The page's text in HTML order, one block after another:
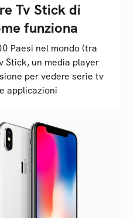
Tv Stick di
funziona
Paesi nel mondo (tra
Stick, un media player
per vedere serie tv
applicazioni